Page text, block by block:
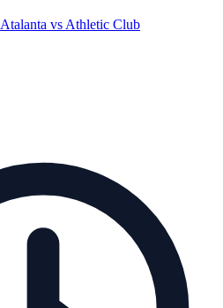
Atalanta vs Athletic Club